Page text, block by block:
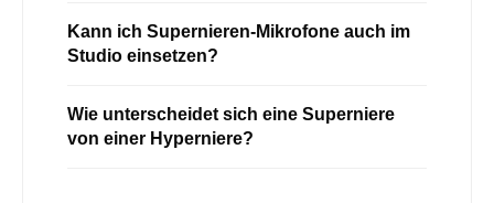
Kann ich Supernieren-Mikrofone auch im
Studio einsetzen?
Wie unterscheidet sich eine Superniere
von einer Hyperniere?